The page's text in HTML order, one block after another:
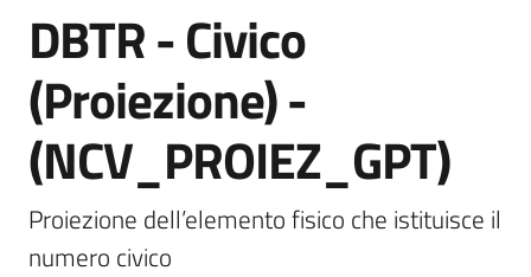
Visualizza
dati
on-
line
Scarica
i
dati
Salta al contenuto
DBTR - Civico
(Proiezione) -
(NCV_PROIEZ_GPT)
Proiezione dell’elemento fisico che istituisce il
numero civico